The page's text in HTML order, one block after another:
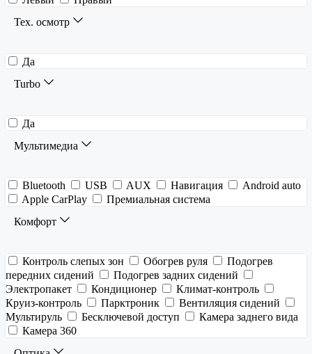
Тех. осмотр
Да
Turbo
Да
Мультимедиа
Bluetooth USB AUX Навигация
Android auto
Apple CarPlay
Премиальная система
Комфорт
Контроль слепых зон Обогрев руля
Подогрев
передних сидений
Подогрев задних сидений
Электропакет
Кондиционер
Климат-контроль
Круиз-контроль
Парктроник
Вентиляция сидений
Мультируль
Бесключевой доступ
Камера заднего вида
Камера 360